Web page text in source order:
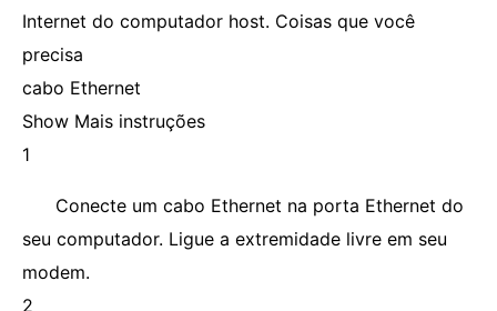
Internet do computador host. Coisas que você
precisa
cabo Ethernet
Show Mais instruções
1
Conecte um cabo Ethernet na porta Ethernet do
seu computador. Ligue a extremidade livre em seu
modem.
2